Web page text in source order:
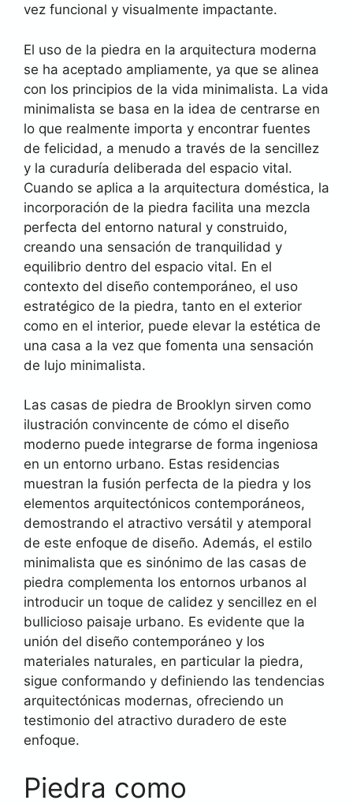
vez funcional y visualmente impactante.
El uso de la piedra en la arquitectura moderna
se ha aceptado ampliamente, ya que se alinea
con los principios de la vida minimalista. La vida
minimalista se basa en la idea de centrarse en
lo que realmente importa y encontrar fuentes
de felicidad, a menudo a través de la sencillez
y la curaduría deliberada del espacio vital.
Cuando se aplica a la arquitectura doméstica, la
incorporación de la piedra facilita una mezcla
perfecta del entorno natural y construido,
creando una sensación de tranquilidad y
equilibrio dentro del espacio vital. En el
contexto del diseño contemporáneo, el uso
estratégico de la piedra, tanto en el exterior
como en el interior, puede elevar la estética de
una casa a la vez que fomenta una sensación
de lujo minimalista.
Las casas de piedra de Brooklyn sirven como
ilustración convincente de cómo el diseño
moderno puede integrarse de forma ingeniosa
en un entorno urbano. Estas residencias
muestran la fusión perfecta de la piedra y los
elementos arquitectónicos contemporáneos,
demostrando el atractivo versátil y atemporal
de este enfoque de diseño. Además, el estilo
minimalista que es sinónimo de las casas de
piedra complementa los entornos urbanos al
introducir un toque de calidez y sencillez en el
bullicioso paisaje urbano. Es evidente que la
unión del diseño contemporáneo y los
materiales naturales, en particular la piedra,
sigue conformando y definiendo las tendencias
arquitectónicas modernas, ofreciendo un
testimonio del atractivo duradero de este
enfoque.
Piedra como